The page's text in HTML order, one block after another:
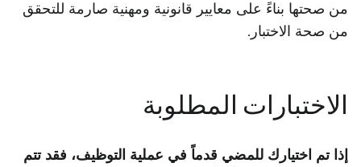
من صحتها بناءً على معايير قانونية ومهنية صارمة للتحقق
من صحة الاختبار.
الاختبارات المطلوبة
إذا تم اختيارك للمضي قدماً في عملية التوظيف، فقد تتم